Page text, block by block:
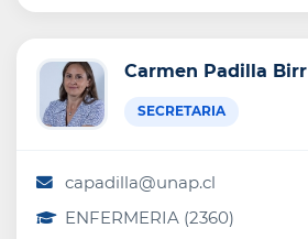
Carmen Padilla Birr
SECRETARIA
capadilla@unap.cl
ENFERMERIA (2360)